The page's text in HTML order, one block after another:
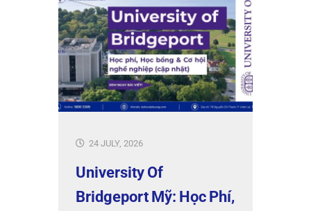
24 JULY, 2026
University Of
Bridgeport Mỹ: Học Phí,